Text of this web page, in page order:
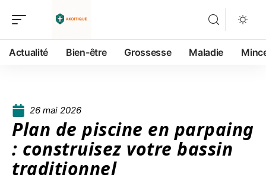
Actualité Bien-être Grossesse Maladie
26 mai 2026
Plan de piscine en parpaing
: construisez votre bassin
traditionnel